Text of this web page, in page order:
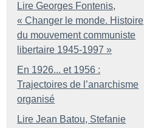
Lire Georges Fontenis,
« Changer le monde. Histoire
du mouvement communiste
libertaire 1945-1997 »
En 1926... et 1956 :
Trajectoires de l’anarchisme
organisé
Lire Jean Batou, Stefanie